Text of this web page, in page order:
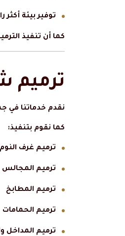
توفير بيئة أكثر
كما أن تنفيذ
ترميم
نقدم خدماتنا في
كما نقوم بتنفيذ:
ترميم غرف النوم
ترميم المجالس
ترميم المطابخ
ترميم الحمامات
ترميم المداخل